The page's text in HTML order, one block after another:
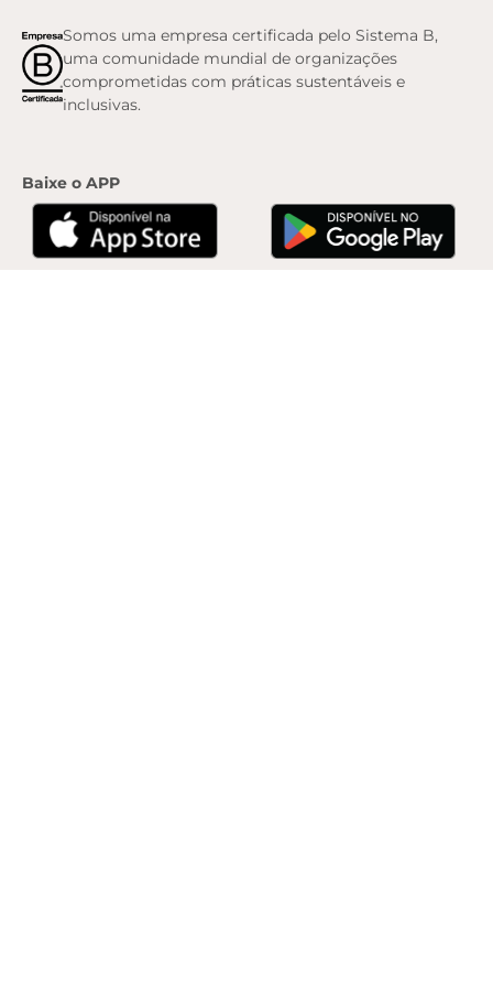
Somos uma empresa certificada pelo Sistema B,
uma comunidade mundial de organizações
comprometidas com práticas sustentáveis e
inclusivas.
Baixe o APP